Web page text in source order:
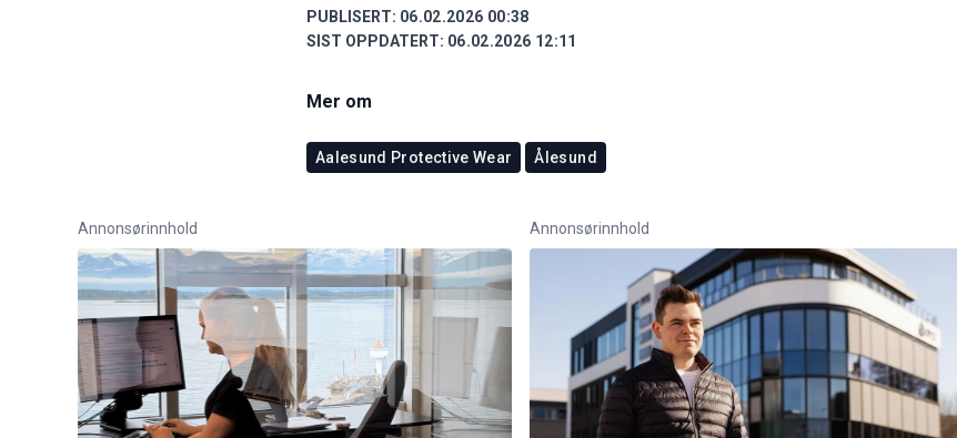
PUBLISERT: 06.02.2026 00:38
SIST OPPDATERT: 06.02.2026 12:11
Mer om
Aalesund Protective Wear Ålesund
Annonsørinnhold Annonsørinnhold